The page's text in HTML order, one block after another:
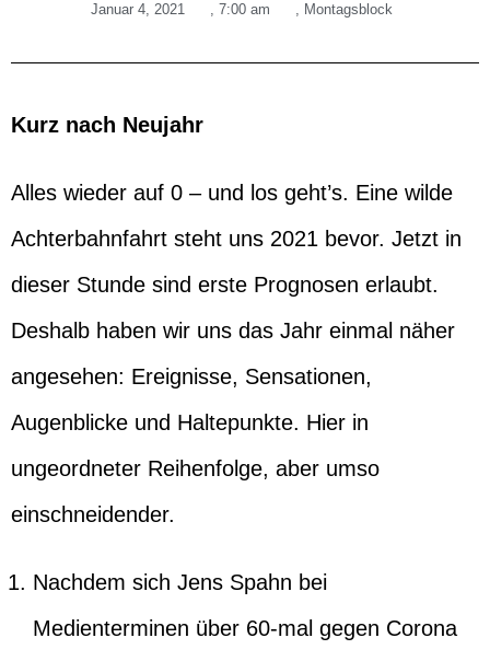
Januar 4, 2021 , 7:00 am , Montagsblock
Kurz nach Neujahr
Alles wieder auf 0 – und los geht’s. Eine wilde
Achterbahnfahrt steht uns 2021 bevor. Jetzt in
dieser Stunde sind erste Prognosen erlaubt.
Deshalb haben wir uns das Jahr einmal näher
angesehen: Ereignisse, Sensationen,
Augenblicke und Haltepunkte. Hier in
ungeordneter Reihenfolge, aber umso
einschneidender.
Nachdem sich Jens Spahn bei
Medienterminen über 60-mal gegen Corona